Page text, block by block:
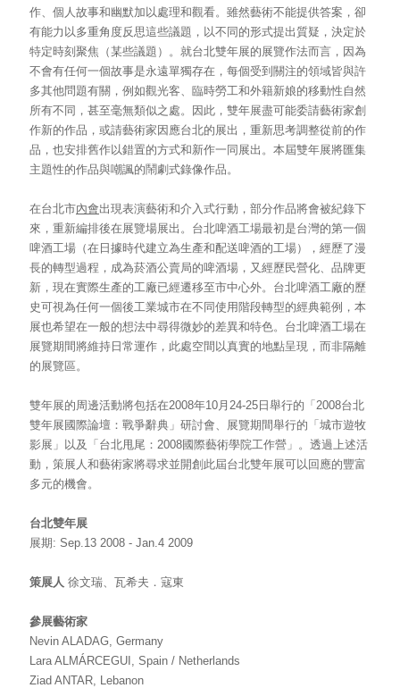
作、個人故事和幽默加以處理和觀看。雖然藝術不能提供答案，卻
有能力以多重角度反思這些議題，以不同的形式提出質疑，決定於
特定時刻聚焦（某些議題）。就台北雙年展的展覽作法而言，因為
不會有任何一個故事是永遠單獨存在，每個受到關注的領域皆與許
多其他問題有關，例如觀光客、臨時勞工和外籍新娘的移動性自然
所有不同，甚至毫無類似之處。因此，雙年展盡可能委請藝術家創
作新的作品，或請藝術家因應台北的展出，重新思考調整從前的作
品，也安排舊作以錯置的方式和新作一同展出。本屆雙年展將匯集
主題性的作品與嘲諷的鬧劇式錄像作品。
在台北市內會出現表演藝術和介入式行動，部分作品將會被紀錄下
來，重新編排後在展覽場展出。台北啤酒工場最初是台灣的第一個
啤酒工場（在日據時代建立為生產和配送啤酒的工場），經歷了漫
長的轉型過程，成為菸酒公賣局的啤酒場，又經歷民營化、品牌更
新，現在實際生產的工廠已經遷移至市中心外。台北啤酒工廠的歷
史可視為任何一個後工業城市在不同使用階段轉型的經典範例，本
展也希望在一般的想法中尋得微妙的差異和特色。台北啤酒工場在
展覽期間將維持日常運作，此處空間以真實的地點呈現，而非隔離
的展覽區。
雙年展的周邊活動將包括在2008年10月24-25日舉行的「2008台北
雙年展國際論壇：戰爭辭典」研討會、展覽期間舉行的「城市遊牧
影展」以及「台北甩尾：2008國際藝術學院工作營」。透過上述活
動，策展人和藝術家將尋求並開創此屆台北雙年展可以回應的豐富
多元的機會。
台北雙年展
展期: Sep.13 2008 - Jan.4 2009
策展人 徐文瑞、瓦希夫．寇東
參展藝術家
Nevin ALADAG, Germany
Lara ALMÁRCEGUI, Spain / Netherlands
Ziad ANTAR, Lebanon